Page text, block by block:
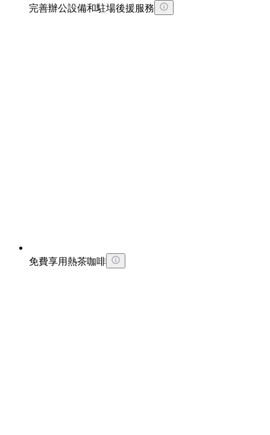
完善辦公設備和駐場後援服務
免費享用熱茶咖啡